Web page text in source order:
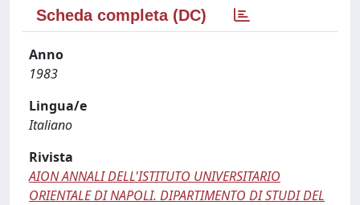
Scheda completa (DC)
Anno
1983
Lingua/e
Italiano
Rivista
AION ANNALI DELL'ISTITUTO UNIVERSITARIO
ORIENTALE DI NAPOLI. DIPARTIMENTO DI STUDI DEL